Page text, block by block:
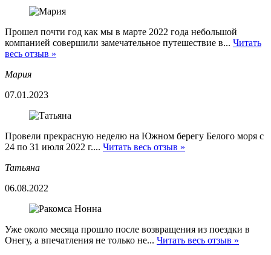
Прошел почти год как мы в марте 2022 года небольшой
компанией совершили замечательное путешествие в... Читать
весь отзыв »
Мария
07.01.2023
Провели прекрасную неделю на Южном берегу Белого моря с
24 по 31 июля 2022 г.... Читать весь отзыв »
Татьяна
06.08.2022
Уже около месяца прошло после возвращения из поездки в
Онегу, а впечатления не только не... Читать весь отзыв »